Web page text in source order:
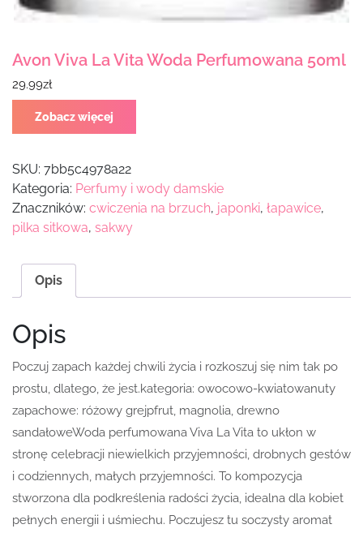
Avon Viva La Vita Woda Perfumowana 50ml
29.99zł
Zobacz więcej
SKU: 7bb5c4978a22
Kategoria: Perfumy i wody damskie
Znaczników: cwiczenia na brzuch, japonki, łapawice,
pilka sitkowa, sakwy
Opis
Opis
Poczuj zapach każdej chwili życia i rozkoszuj się nim tak po
prostu, dlatego, że jest.kategoria: owocowo-kwiatowanuty
zapachowe: różowy grejpfrut, magnolia, drewno
sandałoweWoda perfumowana Viva La Vita to ukłon w
stronę celebracji niewielkich przyjemności, drobnych gestów
i codziennych, małych przyjemności. To kompozycja
stworzona dla podkreślenia radości życia, idealna dla kobiet
pełnych energii i uśmiechu. Poczujesz tu soczysty aromat